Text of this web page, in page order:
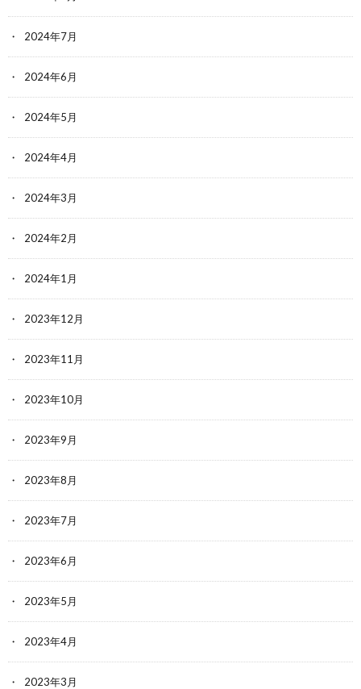
2024年7月
2024年6月
2024年5月
2024年4月
2024年3月
2024年2月
2024年1月
2023年12月
2023年11月
2023年10月
2023年9月
2023年8月
2023年7月
2023年6月
2023年5月
2023年4月
2023年3月